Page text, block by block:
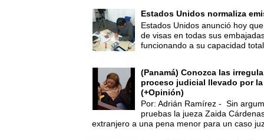
Estados Unidos normaliza
Estados Unidos anunció hoy
de visas en todas sus
funcionando a su capacidad
(Panamá) Conozca las
proceso judicial llevado por
(+Opinión)
Por: Adrián Ramírez - Sin
pruebas la jueza Zaida
extranjero a una pena menor para un caso